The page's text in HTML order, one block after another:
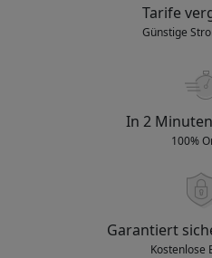
Tarife
Günstige
In 2
100%
Garantiert
Kostenlose